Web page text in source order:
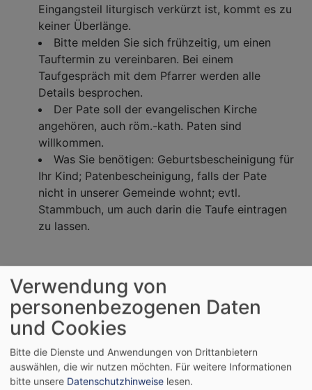
Eingangsteil liturgisch verkürzt ist, kommt es zu
keiner Überlänge.
Bitte melden Sie sich frühzeitig, um einen
Tauftermin zu vereinbaren. Bei einem
Taufgespräch mit dem Pfarrer werden alle
Details besprochen.
Der Pate soll der evangelischen Kirche
angehören, auch röm.-kath. Paten sind
willkommen.
Was Sie benötigen: Geburtsbescheinigung für
Ihr Kind; Patenbescheinigung, falls der Pate
nicht in unserer Gemeinde wohnt; evtl.
Stammbuch, um auch darin die Taufe eintragen
zu lassen.
Konfirmandenkurs
Einjähriger Kurs, der in der Regel im Mai
Eintritt
Verwendung von
personenbezogenen Daten
und Cookies
Bitte die Dienste und Anwendungen von Drittanbietern
auswählen, die wir nutzen möchten. Für weitere Informationen
bitte unsere Datenschutzhinweise lesen.